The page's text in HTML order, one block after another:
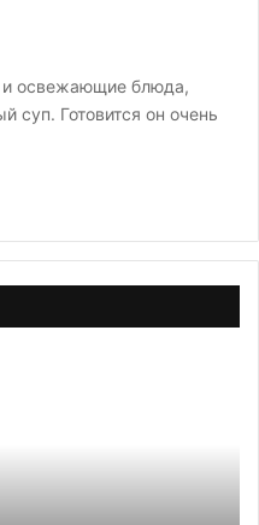
и освежающие блюда,
суп. Готовится он очень